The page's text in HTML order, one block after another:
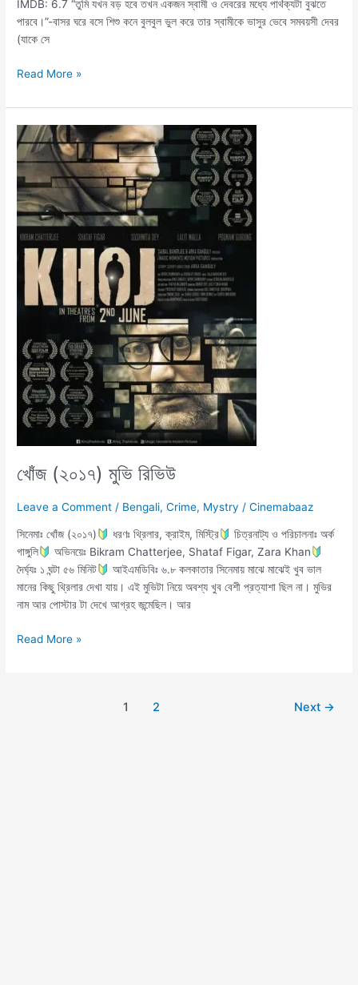
IMDB: 6.7 “তুমি যখন বড় হবে তখন একজন স্বামী ও দেবরের মধ্যে পার্থক্যটা বুঝতে
পারবে।”-বাসর ঘরে বসে শিশু কনে বুলবুল ভুল করে তার স্বামীকে ভাসুর ভেবে সমবয়সী দেবর
(যাকে সে
Read More »
খোঁজ (২০১৭) মুভি রিভিউ
Leave a Comment / Bengali,Crime, Mystry /Cinemabaaz
সিনেমাঃ খোঁজ (২০১৭) ধরণঃ থ্রিলার, ক্রাইম, মিস্ট্রি
চিত্রনাট্য ও পরিচালনাঃ অর্ক
গাঙ্গুলি
অভিনয়েঃ Bikram Chatterjee, Shataf Figar, Zara Khan
দৈর্ঘ্যঃ ১ ঘন্টা ৫৬ মিনিট
আইএমডিবিঃ ৬.৮ কলকাতার সিনেমায় মাঝে মাঝেই খুব ভাল
মানের কিছু থ্রিলার দেখা যায়। এই মুভিটা নিয়ে অবশ্য খুব বেশী প্রত্যাশা ছিল না। মুভির
নাম আর পোস্টার টা দেখে আগ্রহ জন্মেছিল। আর
খোঁজ
(২০১৭)
মুভি
রিভিউ
Read More »
1 2 Next →